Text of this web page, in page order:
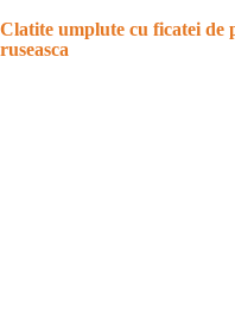
Clatite umplute cu ficatei de
ruseasca